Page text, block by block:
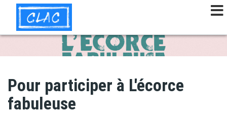
contenu
principal
Pour participer à L'écorce
fabuleuse